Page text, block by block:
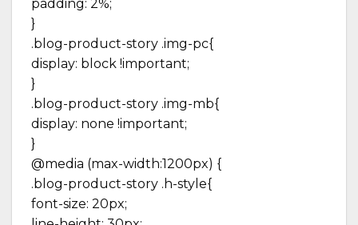
padding: 2%;
}
.blog-product-story .img-pc{
display: block !important;
}
.blog-product-story .img-mb{
display: none !important;
}
@media (max-width:1200px) {
.blog-product-story .h-style{
font-size: 20px;